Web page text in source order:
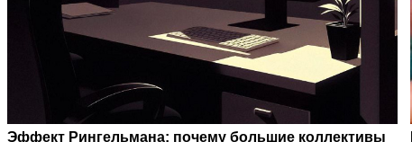
Эффект Рингельмана: почему большие коллективы